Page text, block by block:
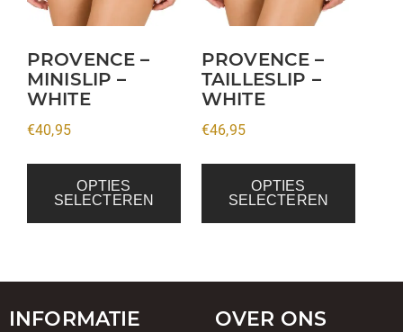
PROVENCE –
MINISLIP –
WHITE
€40,95
OPTIES
SELECTEREN
Deze
optie
kan
gekozen
worden
op
PROVENCE –
TAILLESLIP –
WHITE
€46,95
OPTIES
SELECTEREN
Deze
optie
kan
gekozen
worden
op
INFORMATIE OVER ONS